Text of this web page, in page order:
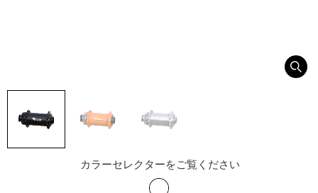
カラーセレクターをご覧ください